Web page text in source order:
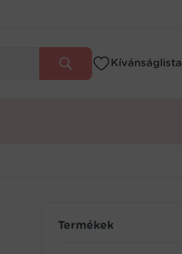
Kívánságlista
Termékek